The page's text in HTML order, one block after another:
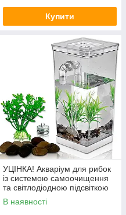
Купити
УЦІНКА! Акваріум для рибок
із системою самоочищення
та світлодіодною підсвіткою
My Fun Fish (пошкодження
корпусу 3243)
В наявності